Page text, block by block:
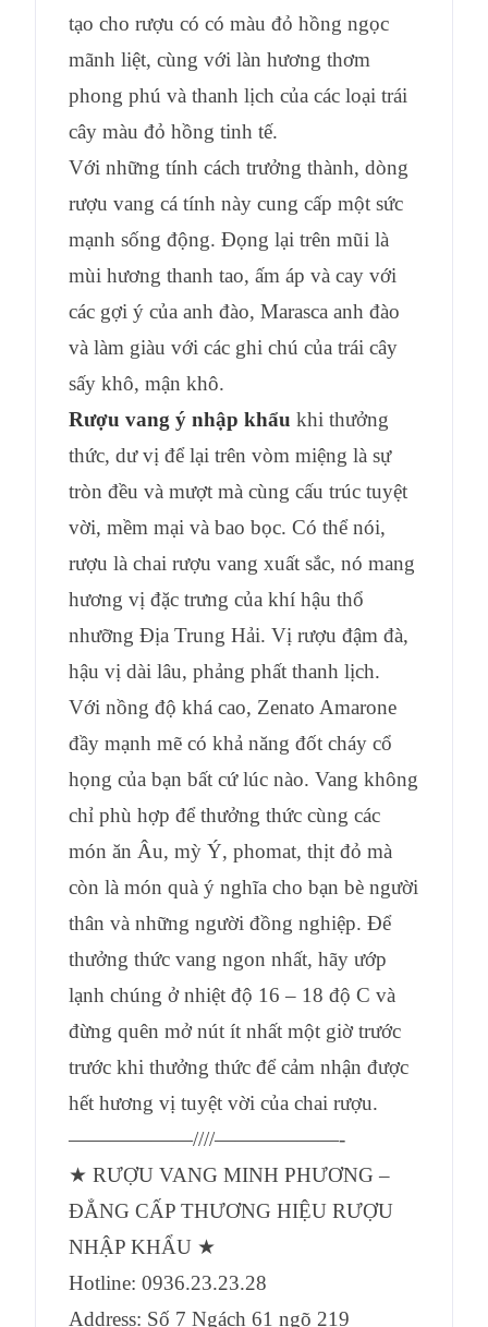
tạo cho rượu có có màu đỏ hồng ngọc
mãnh liệt, cùng với làn hương thơm
phong phú và thanh lịch của các loại trái
cây màu đỏ hồng tinh tế.
Với những tính cách trưởng thành, dòng
rượu vang cá tính này cung cấp một sức
mạnh sống động. Đọng lại trên mũi là
mùi hương thanh tao, ấm áp và cay với
các gợi ý của anh đào, Marasca anh đào
và làm giàu với các ghi chú của trái cây
sấy khô, mận khô.
Rượu vang ý nhập khẩu khi thưởng
thức, dư vị để lại trên vòm miệng là sự
tròn đều và mượt mà cùng cấu trúc tuyệt
vời, mềm mại và bao bọc. Có thể nói,
rượu là chai rượu vang xuất sắc, nó mang
hương vị đặc trưng của khí hậu thổ
nhưỡng Địa Trung Hải. Vị rượu đậm đà,
hậu vị dài lâu, phảng phất thanh lịch.
Với nồng độ khá cao, Zenato Amarone
đầy mạnh mẽ có khả năng đốt cháy cổ
họng của bạn bất cứ lúc nào. Vang không
chỉ phù hợp để thưởng thức cùng các
món ăn Âu, mỳ Ý, phomat, thịt đỏ mà
còn là món quà ý nghĩa cho bạn bè người
thân và những người đồng nghiệp. Để
thưởng thức vang ngon nhất, hãy ướp
lạnh chúng ở nhiệt độ 16 – 18 độ C và
đừng quên mở nút ít nhất một giờ trước
trước khi thưởng thức để cảm nhận được
hết hương vị tuyệt vời của chai rượu.
——————////——————-
★ RƯỢU VANG MINH PHƯƠNG –
ĐẲNG CẤP THƯƠNG HIỆU RƯỢU
NHẬP KHẨU ★
Hotline: 0936.23.23.28
Address: Số 7 Ngách 61 ngõ 219